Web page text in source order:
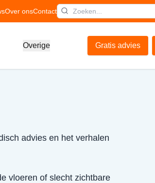
Over onsContact
Overige Gratis advies
advies en het verhalen
vloeren of slecht zichtbare